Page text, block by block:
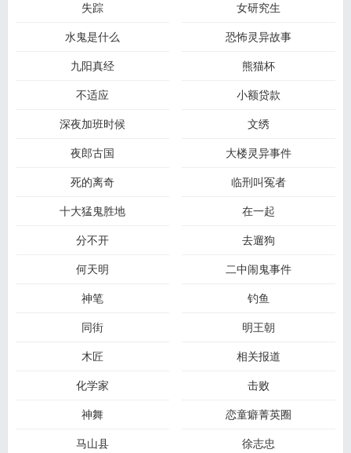
失踪
女研究生
水鬼是什么
恐怖灵异故事
九阳真经
熊猫杯
不适应
小额贷款
深夜加班时候
文绣
夜郎古国
大楼灵异事件
死的离奇
临刑叫冤者
十大猛鬼胜地
在一起
分不开
去遛狗
何天明
二中闹鬼事件
神笔
钓鱼
同街
明王朝
木匠
相关报道
化学家
击败
神舞
恋童癖菁英圈
马山县
徐志忠